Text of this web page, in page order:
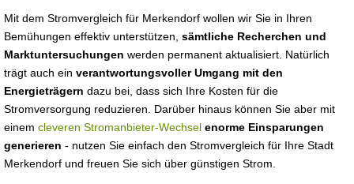
Mit dem Stromvergleich für Merkendorf wollen wir Sie in Ihren
Bemühungen effektiv unterstützen, sämtliche Recherchen und
Marktuntersuchungen werden permanent aktualisiert. Natürlich
trägt auch ein verantwortungsvoller Umgang mit den
Energieträgern dazu bei, dass sich Ihre Kosten für die
Stromversorgung reduzieren. Darüber hinaus können Sie aber mit
einem cleveren Stromanbieter-Wechsel enorme Einsparungen
generieren - nutzen Sie einfach den Stromvergleich für Ihre Stadt
Merkendorf und freuen Sie sich über günstigen Strom.